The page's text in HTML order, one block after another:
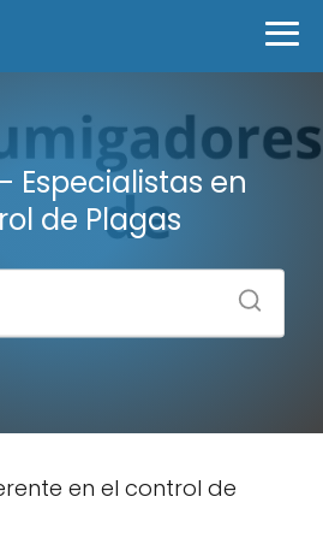
Especialistas en
de Plagas
en el control de